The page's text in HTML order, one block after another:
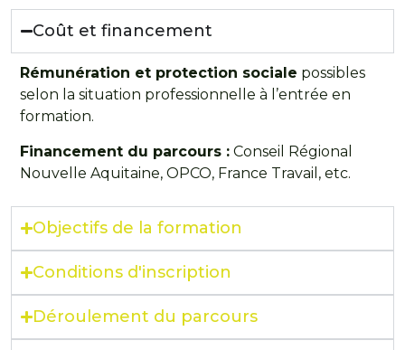
Coût et financement
Rémunération et protection sociale possibles
selon la situation professionnelle à l’entrée en
formation.
Financement du parcours : Conseil Régional
Nouvelle Aquitaine, OPCO, France Travail, etc.
Objectifs de la formation
Conditions d'inscription
Déroulement du parcours